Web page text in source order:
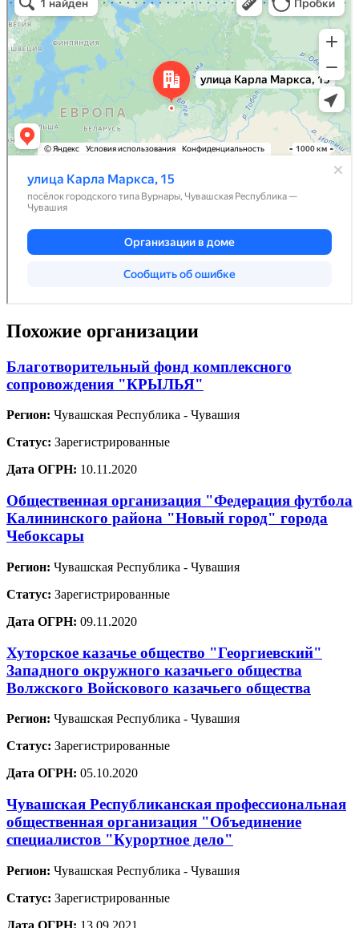
Похожие организации
Благотворительный фонд комплексного
сопровождения "КРЫЛЬЯ"
Регион: Чувашская Республика - Чувашия
Статус: Зарегистрированные
Дата ОГРН: 10.11.2020
Общественная организация "Федерация футбола
Калининского района "Новый город" города
Чебоксары
Регион: Чувашская Республика - Чувашия
Статус: Зарегистрированные
Дата ОГРН: 09.11.2020
Хуторское казачье общество "Георгиевский"
Западного окружного казачьего общества
Волжского Войскового казачьего общества
Регион: Чувашская Республика - Чувашия
Статус: Зарегистрированные
Дата ОГРН: 05.10.2020
Чувашская Республиканская профессиональная
общественная организация "Объединение
специалистов "Курортное дело"
Регион: Чувашская Республика - Чувашия
Статус: Зарегистрированные
Дата ОГРН: 13.09.2021